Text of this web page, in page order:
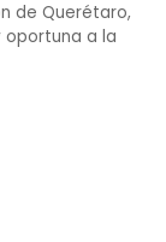
de Querétaro,
oportuna a la